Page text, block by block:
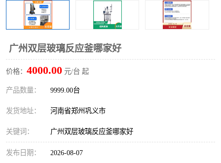
广州双层玻璃反应釜哪家好
价格： 4000.00 元/台 起
产品数量： 9999.00台
发货地址： 河南省郑州巩义市
关键词： 广州双层玻璃反应釜哪家好
发布日期： 2026-08-07